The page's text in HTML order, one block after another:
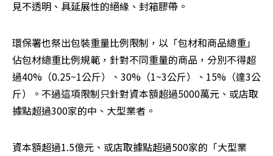
見不透明、具延展性的絕緣、封箱膠帶。
環保署也祭出包裝重量比例限制，以「包材和商品總重」
佔包材總重比例規範，針對不同重量的商品，分別不得超
過40%（0.25~1公斤）、30%（1~3公斤）、15%（達3公
斤）。不過這項限制只針對資本額超過5000萬元、或店取
據點超過300家的中、大型業者。
資本額超過1.5億元、或店取據點超過500家的「大型業